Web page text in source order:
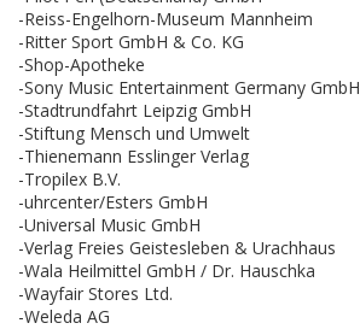
-Reiss-Engelhorn-Museum Mannheim
-Ritter Sport GmbH & Co. KG
-Shop-Apotheke
-Sony Music Entertainment Germany GmbH
-Stadtrundfahrt Leipzig GmbH
-Stiftung Mensch und Umwelt
-Thienemann Esslinger Verlag
-Tropilex B.V.
-uhrcenter/Esters GmbH
-Universal Music GmbH
-Verlag Freies Geistesleben & Urachhaus
-Wala Heilmittel GmbH / Dr. Hauschka
-Wayfair Stores Ltd.
-Weleda AG